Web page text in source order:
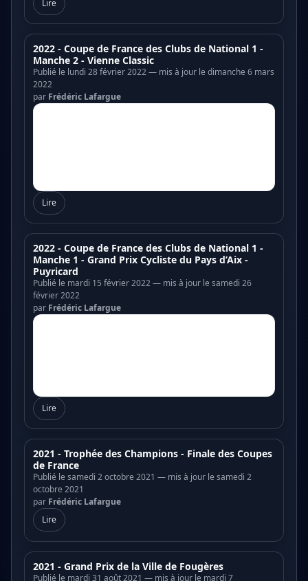
Lire
2022 - Coupe de France des Clubs de National 1 -
Manche 2 - Vienne Classic
Publié le lundi 28 février 2022 — mis à jour le dimanche 6 mars
2022
par Frédéric Lafargue
Lire
2022 - Coupe de France des Clubs de National 1 -
Manche 1 - Grand Prix Cycliste du Pays d’Aix -
Puyricard
Publié le mardi 15 février 2022 — mis à jour le samedi 26
février 2022
par Frédéric Lafargue
Lire
2021 - Trophée des Champions - Finale des Coupes
de France
Publié le samedi 2 octobre 2021 — mis à jour le samedi 2
octobre 2021
par Frédéric Lafargue
Lire
2021 - Grand Prix de la Ville de Fougères
Publié le mardi 31 août 2021 — mis à jour le mardi 7